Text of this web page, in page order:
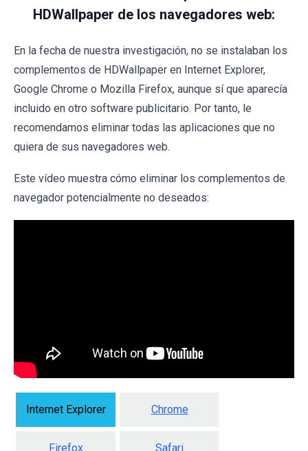
HDWallpaper de los navegadores web:
En la fecha de nuestra investigación, no se instalaban los
complementos de HDWallpaper en Internet Explorer,
Google Chrome o Mozilla Firefox, aunque sí que aparecía
incluido en otro software publicitario. Por tanto, le
recomendamos eliminar todas las aplicaciones que no
quiera de sus navegadores web.
Este vídeo muestra cómo eliminar los complementos de
navegador potencialmente no deseados:
Internet Explorer Chrome
Firefox Safari